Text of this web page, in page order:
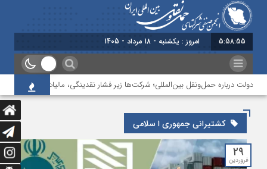
5:58:56 امروز : یکشنبه - 18 مرداد - 1405
دولت درباره حمل‌ونقل بین‌المللی؛ شرکت‌ها زیر فشار نقدینگی، مالیات و افت عملیات
کشتیرانی جمهوری ا سلامی
۲۹
فروردین